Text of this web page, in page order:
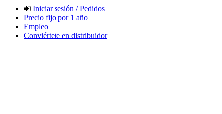
Iniciar sesión / Pedidos
Precio fijo por 1 año
Empleo
Conviértete en distribuidor